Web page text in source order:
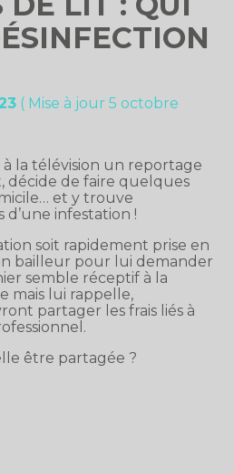
( Mise à jour 5 octobre
la télévision un reportage
décide de faire quelques
et y trouve
infestation !
soit rapidement prise en
bailleur pour lui demander
semble réceptif à la
mais lui rappelle,
partager les frais liés à
être partagée ?